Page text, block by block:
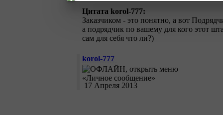
Цитата korol-777:
Заказчиком - это понятно, а вот
а подрядчик по вашему для кого этот
сам для себя что ли?)
korol-777
17 Апреля 2013